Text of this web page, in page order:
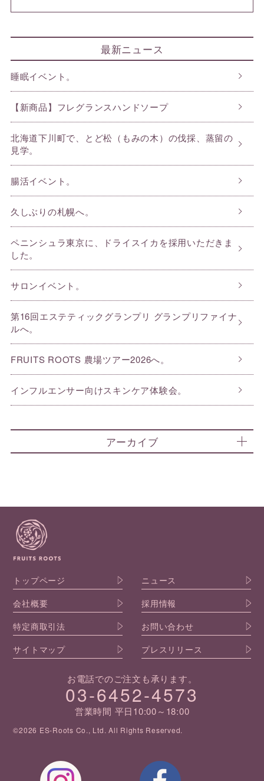
最新ニュース
睡眠イベント。
【新商品】フレグランスハンドソープ
北海道下川町で、とど松（もみの木）の伐採、蒸留の
見学。
腸活イベント。
久しぶりの札幌へ。
ペニンシュラ東京に、ドライスイカを採用いただきま
した。
サロンイベント。
第16回エステティックグランプリ グランプリファイナ
ルへ。
FRUITS ROOTS 農場ツアー2026へ。
インフルエンサー向けスキンケア体験会。
アーカイブ
トップページ
ニュース
会社概要
採用情報
特定商取引法
お問い合わせ
サイトマップ
プレスリリース
お電話でのご注文も承ります。
03-6452-4573
営業時間 平日10:00～18:00
©2026 ES-Roots Co., Ltd. All Rights Reserved.